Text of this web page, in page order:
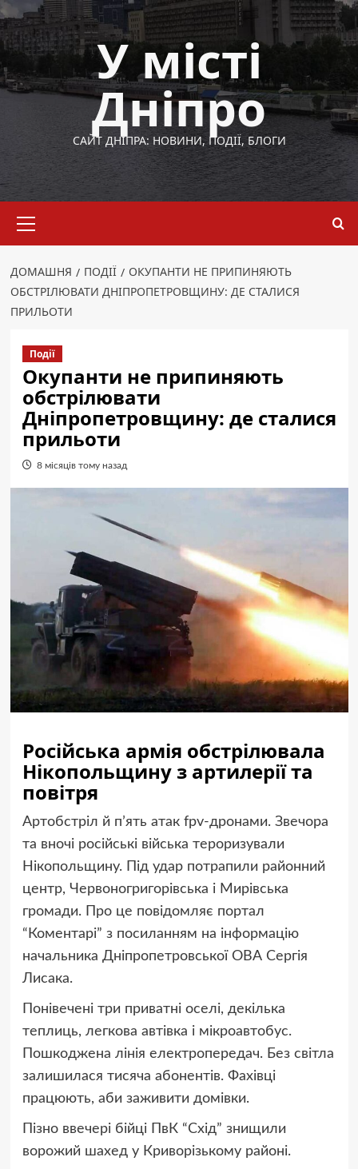
Перейти
до
вмісту
У місті
Дніпро
САЙТ ДНІПРА: НОВИНИ, ПОДІЇ, БЛОГИ
меню
ДОМАШНЯ ПОДІЇ
ОКУПАНТИ НЕ ПРИПИНЯЮТЬ
ОБСТРІЛЮВАТИ ДНІПРОПЕТРОВЩИНУ: ДЕ СТАЛИСЯ
ПРИЛЬОТИ
Події
Окупанти не припиняють
обстрілювати
Дніпропетровщину: де сталися
прильоти
8 місяців тому назад
Російська армія обстрілювала
Нікопольщину з артилерії та
повітря
Артобстріл й пʼять атак fpv-дронами. Звечора
та вночі російські війська тероризували
Нікопольщину. Під удар потрапили районний
центр, Червоногригорівська і Мирівська
громади.
Про це повідомляє портал
“Коментарі” з посиланням на інформацію
начальника Дніпропетровської ОВА Сергія
Лисака.
Понівечені три приватні оселі, декілька
теплиць, легкова автівка і мікроавтобус.
Пошкоджена лінія електропередач. Без світла
залишилася тисяча абонентів. Фахівці
працюють, аби заживити домівки.
Пізно ввечері бійці ПвК “Схід” знищили
ворожий шахед у Криворізькому районі.